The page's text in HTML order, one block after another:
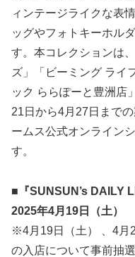
ィンテージライクな表
ッグやフォトキーホル
す。本コレクションは
ズ」「ビーミング ライ
ック ららぽーと豊洲店
21日から4月27日まで
ームス公式オンライン
す。
■『SUNSUN’s DAILY
2025年4月19日（土）
※4月19日（土） 、4月
の入店について事前抽